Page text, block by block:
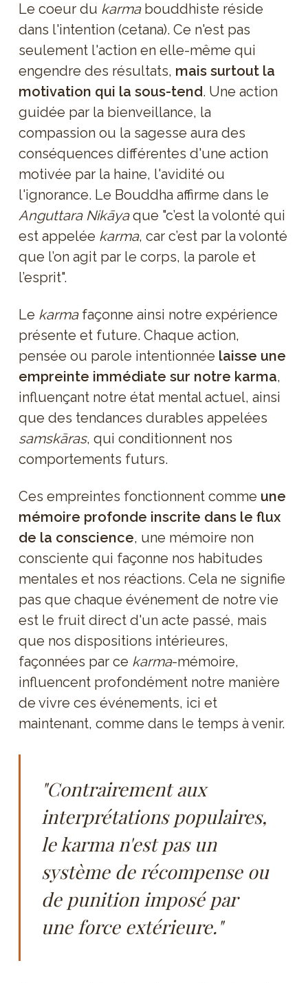
Le coeur du karmabouddhiste réside
dans l'intention (cetana). Ce n'est pas
seulement l'action en elle-même qui
engendre des résultats, mais surtout la
motivation qui la sous-tend. Une action
guidée par la bienveillance, la
compassion ou la sagesse aura des
conséquences différentes d'une action
motivée par la haine, l'avidité ou
l'ignorance. Le Bouddha affirme dans le
Anguttara Nikāyaque "c’est la volonté qui
est appelée karma, car c’est par la volonté
que l’on agit par le corps, la parole et
l’esprit".
Le karmafaçonne ainsi notre expérience
présente et future. Chaque action,
pensée ou parole intentionnée laisse une
empreinte immédiate sur notre karma,
influençant notre état mental actuel, ainsi
que des tendances durables appelées
samskāras, qui conditionnent nos
comportements futurs.
Ces empreintes fonctionnent comme une
mémoire profonde inscrite dans le flux
de la conscience, une mémoire non
consciente qui façonne nos habitudes
mentales et nos réactions. Cela ne signifie
pas que chaque événement de notre vie
est le fruit direct d'un acte passé, mais
que nos dispositions intérieures,
façonnées par ce karma-mémoire,
influencent profondément notre manière
de vivre ces événements, ici et
maintenant, comme dans le temps à venir.
"Contrairement aux
interprétations populaires,
lekarman'est pas un
système de récompense ou
de punition imposé par
une force extérieure."